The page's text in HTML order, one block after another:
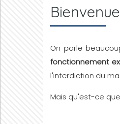
On parle
fonctionnement
l'interdiction du
Mais qu'est-ce